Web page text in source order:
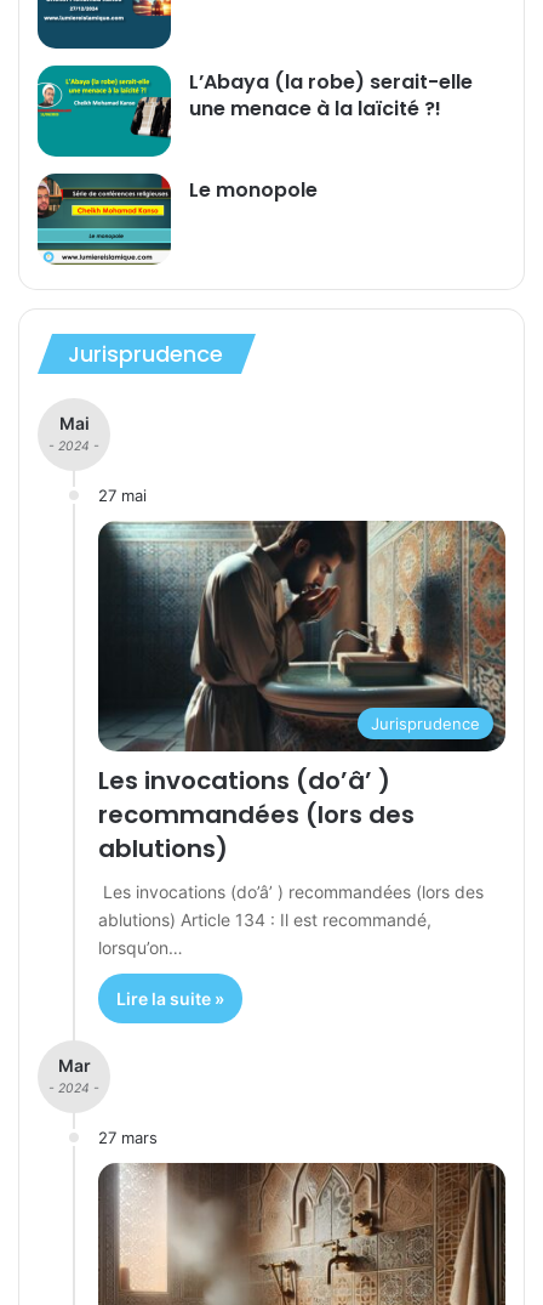
L’Abaya (la robe) serait-elle
une menace à la laïcité ?!
Le monopole
Jurisprudence
Mai
- 2024 -
27 mai
Jurisprudence
Les invocations (do’â’ )
recommandées (lors des
ablutions)
Les invocations (do’â’ ) recommandées (lors des
ablutions) Article 134 : Il est recommandé,
lorsqu’on…
Lire la suite »
Mar
- 2024 -
27 mars